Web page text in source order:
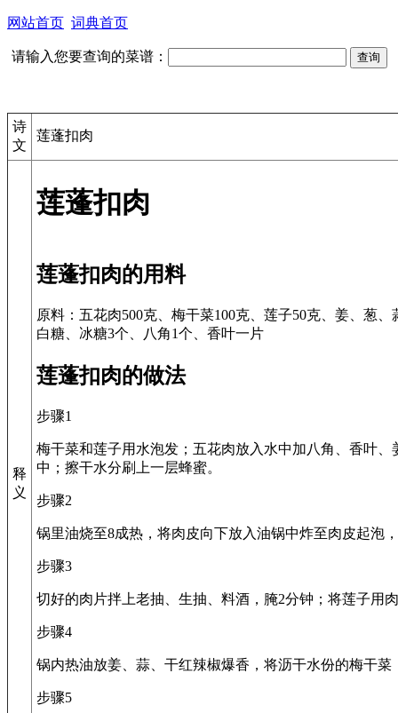
网站首页 词典首页
请输入您要查询的菜谱：
诗
文
莲蓬扣肉
释
义
莲蓬扣肉
莲蓬扣肉的用料
原料：五花肉500克、梅干菜100克、莲子50克、姜、葱
白糖、冰糖3个、八角1个、香叶一片
莲蓬扣肉的做法
步骤1
梅干菜和莲子用水泡发；五花肉放入水中加八角、香叶
中；擦干水分刷上一层蜂蜜。
步骤2
锅里油烧至8成热，将肉皮向下放入油锅中炸至肉皮起泡
步骤3
切好的肉片拌上老抽、生抽、料酒，腌2分钟；将莲子用
步骤4
锅内热油放姜、蒜、干红辣椒爆香，将沥干水份的梅干
步骤5